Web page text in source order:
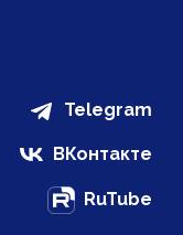
Telegram
ВКонтакте
RuTube